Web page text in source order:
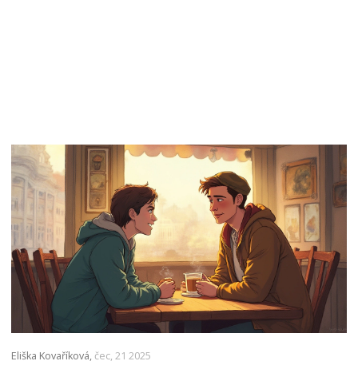
Eliška Kovaříková, čec, 21 2025